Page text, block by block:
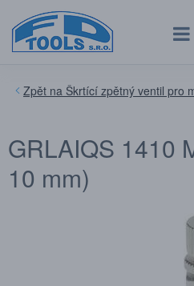
Škrtící zpětný ventil pro
GRLAIQS 1410
10 mm)